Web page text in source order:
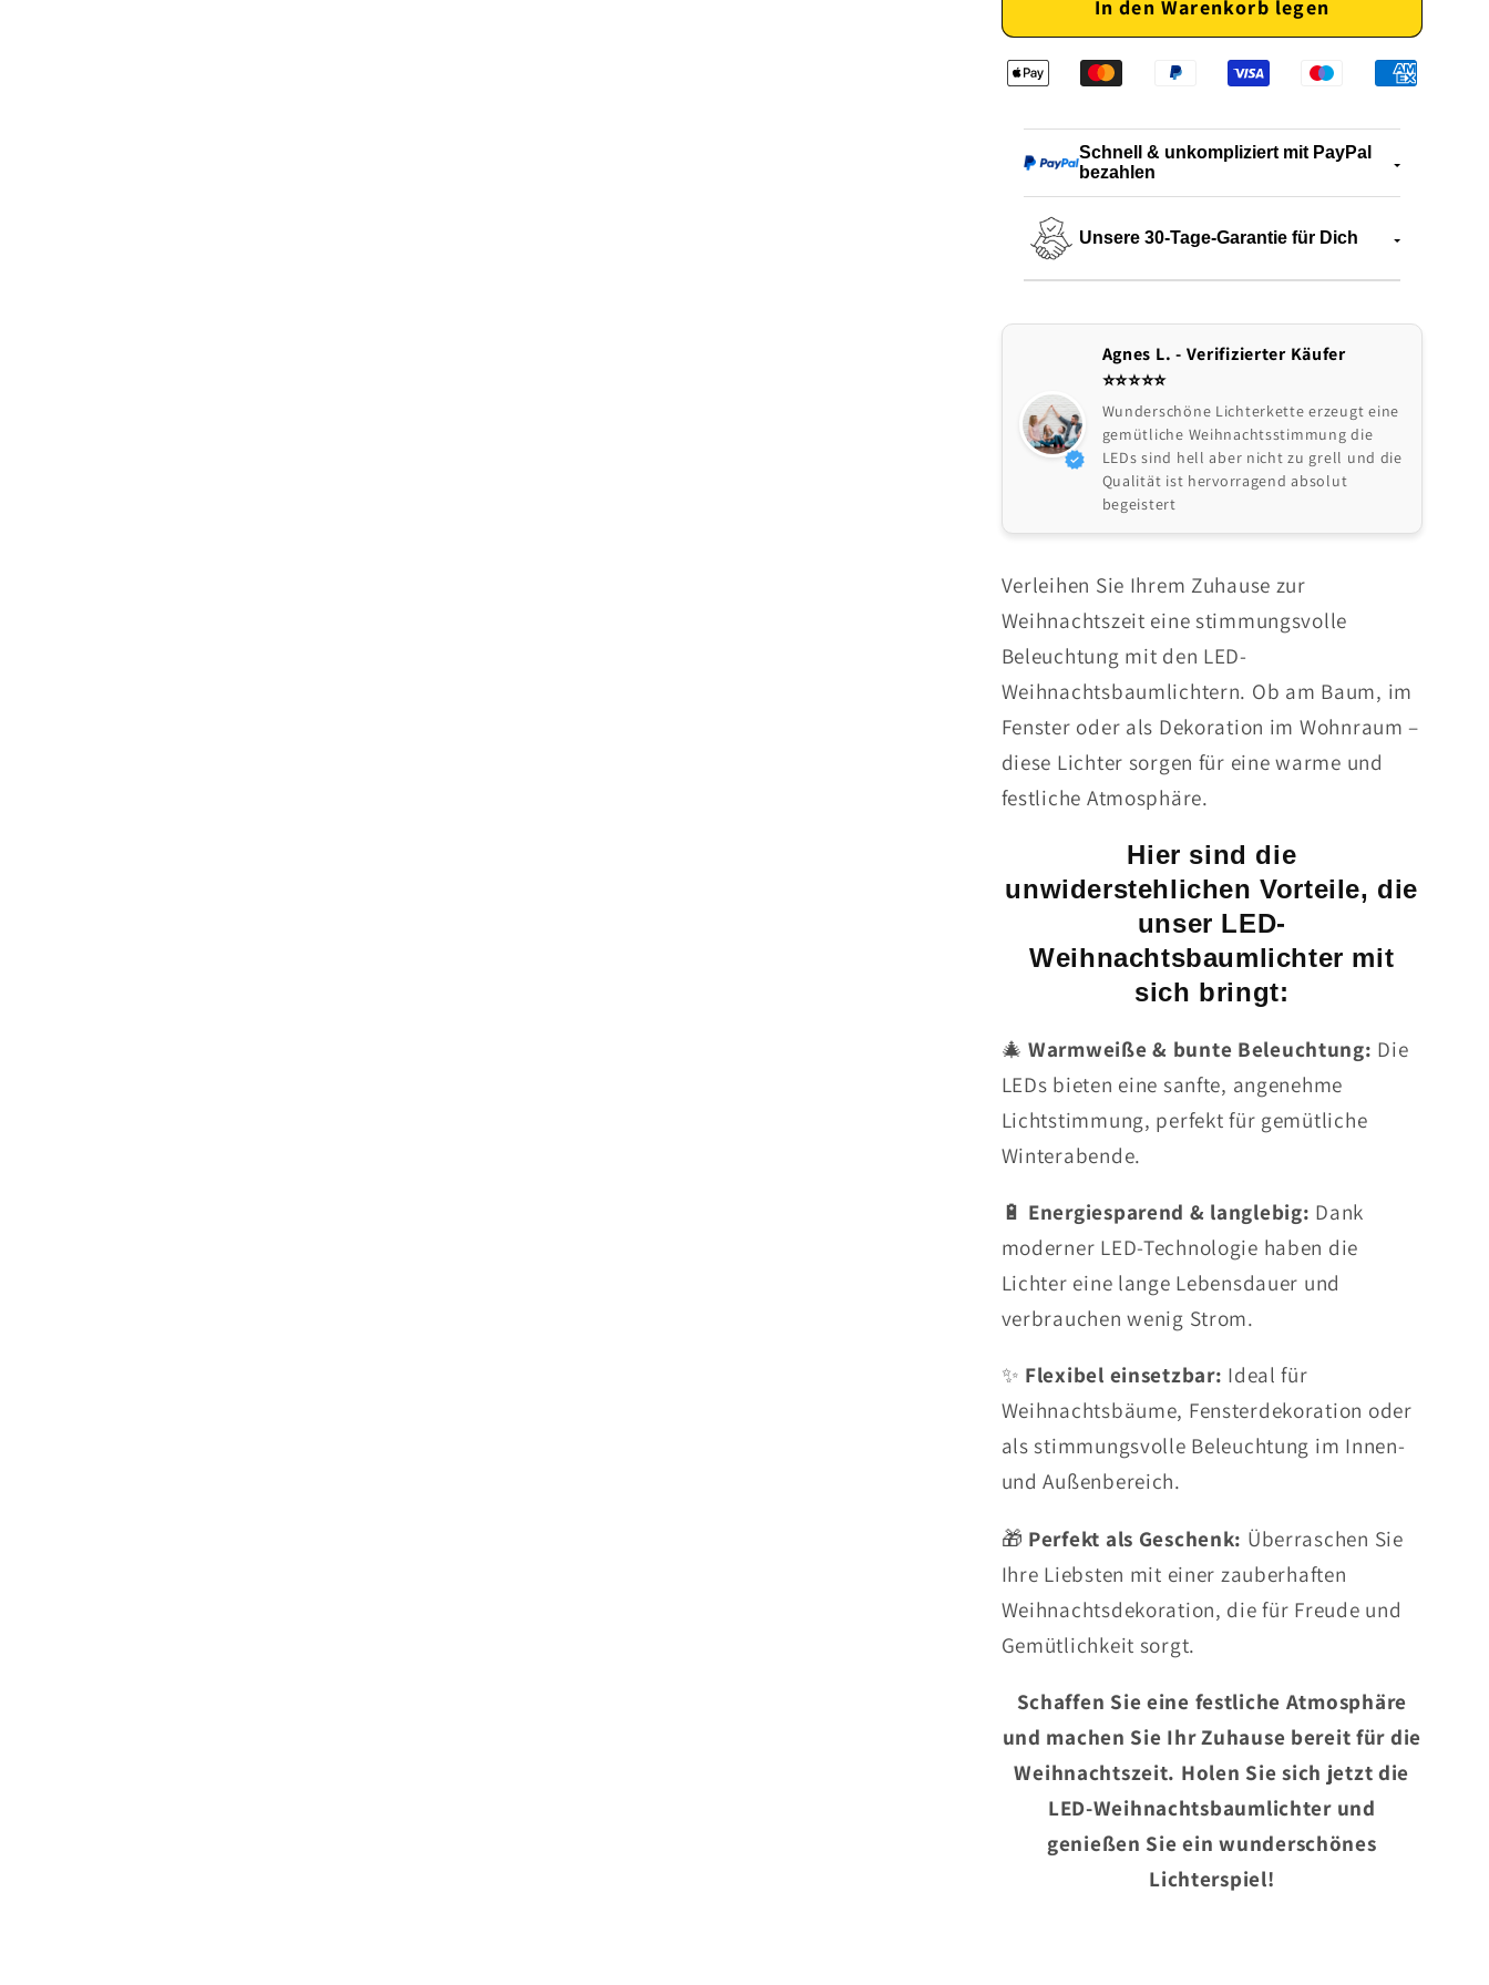
LED-
Weihnachtsbaumlichter
Festliche
Beleuchtung
eine
magische
Atmosphäre
für
LED-
Weihnachtsbaumlichter
Festliche
Beleuchtung
für
magische
In den Warenkorb legen
Schnell & unkompliziert mit PayPal
bezahlen
Unsere 30-Tage-Garantie für Dich
Agnes L. - Verifizierter Käufer
⭐️⭐️⭐️⭐️⭐
Wunderschöne Lichterkette erzeugt eine
gemütliche Weihnachtsstimmung die
LEDs sind hell aber nicht zu grell und die
Qualität ist hervorragend absolut
begeistert
Verleihen Sie Ihrem Zuhause zur
Weihnachtszeit eine stimmungsvolle
Beleuchtung mit den LED-
Weihnachtsbaumlichtern. Ob am Baum, im
Fenster oder als Dekoration im Wohnraum –
diese Lichter sorgen für eine warme und
festliche Atmosphäre.
Hier sind die
unwiderstehlichen Vorteile, die
unser LED-
Weihnachtsbaumlichter mit
sich bringt:
🎄Warmweiße & bunte Beleuchtung: Die
LEDs bieten eine sanfte, angenehme
Lichtstimmung, perfekt für gemütliche
Winterabende.
🔋 Energiesparend & langlebig: Dank
moderner LED-Technologie haben die
Lichter eine lange Lebensdauer und
verbrauchen wenig Strom.
✨ Flexibel einsetzbar: Ideal für
Weihnachtsbäume, Fensterdekoration oder
als stimmungsvolle Beleuchtung im Innen-
und Außenbereich.
🎁 Perfekt als Geschenk: Überraschen Sie
Ihre Liebsten mit einer zauberhaften
Weihnachtsdekoration, die für Freude und
Gemütlichkeit sorgt.
Schaffen Sie eine festliche Atmosphäre
und machen Sie Ihr Zuhause bereit für die
Weihnachtszeit. Holen Sie sich jetzt die
LED-Weihnachtsbaumlichter und
genießen Sie ein wunderschönes
Lichterspiel!